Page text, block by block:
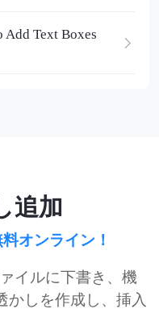
Add Text Boxes
追加
オンライン！
イルに下書き、機
かしを作成し、挿入